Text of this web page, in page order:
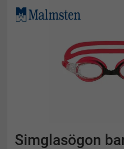
Simglasögon